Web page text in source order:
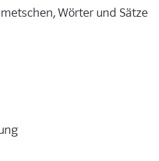
Wörter und Sätze